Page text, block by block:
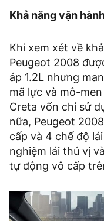
Khả năng vận
Khi xem xét về
Peugeot 2008
áp 1.2L nhưng
mã lực và mô-
Creta vốn chỉ sử
nữa, Peugeot
cấp và 4 chế độ
nghiệm lái thú vị
tự động vô cấp